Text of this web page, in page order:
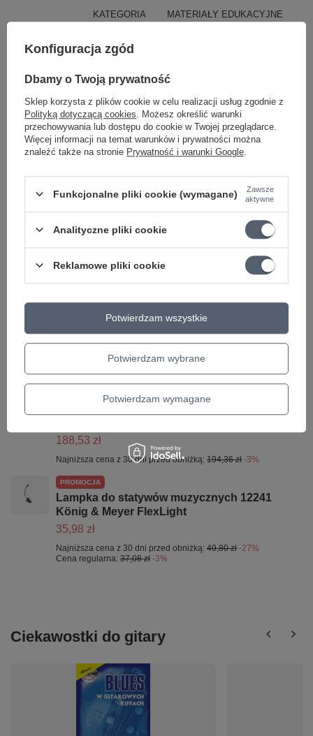
KATEGORIA MATERIAŁY EDUKACYJNE
Może potrzebujesz tego do gitary
PROMOCJA
König & Meyer 12440 pulpit stołowy Uni-Boy
Book żółty
24,97 zł
Najniższa cena z 30 dni przed obniżką:49,80 zł
-49%
Pokrowiec na gitarę basową RB 20515B/PLUS
Ernie Ball Regular Slinky Bass Nickel Wound
Wzmacniacz Basowy Micro Head 300W
188,53 zł
Najniższa cena z 30 dni przed obniżką: 194,36 zł -3%
PROMOCJA
Lampka do statywów muzycznych 12241
König & Meyer FlexLight
35,98 zł
Najniższa cena z 30 dni przed obniżką: 49,80 zł -27%
Cena regularna: 37,08 zł -3%
Ciekawostki do gitary
Konfiguracja zgód
Dbamy o Twoją prywatność
Sklep korzysta z plików cookie w celu realizacji usług zgodnie z
Polityką dotyczącą cookies . Możesz określić warunki
przechowywania lub dostępu do cookie w Twojej przeglądarce.
Więcej informacji na temat warunków i prywatności można
znaleźć także na stronie Prywatność i warunki Google
Funkcjonalne pliki cookie (wymagane)
Zawsze
aktywne
Analityczne pliki cookie
Reklamowe pliki cookie
Potwierdzam wybrane
Potwierdzam wymagane
Potwierdzam wszystkie